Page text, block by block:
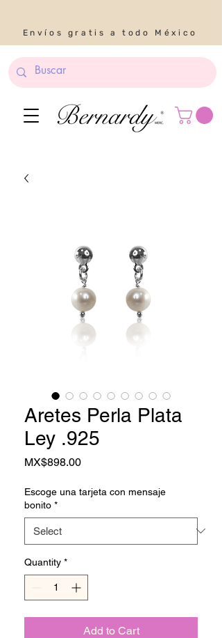
Envíos gratis a todo México
Aretes Perla Plata
Ley .925
MX$898.00Price
Escoge una tarjeta con mensaje
bonito *
Quantity *
Add to Cart